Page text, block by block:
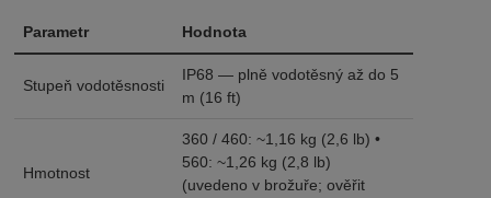
Parametr Hodnota
Stupeň vodotěsnosti
IP68 — plně vodotěsný až do 5
m (16 ft)
Hmotnost
360 / 460: ~1,16 kg (2,6 lb) •
560: ~1,26 kg (2,8 lb)
(uvedeno v brožuře; ověřit